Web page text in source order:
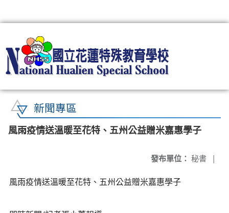
新聞專區
風雨疫情送溫暖至花特、五州公益贈米嘉惠學子
發布單位： 秘書 |
風雨疫情送溫暖至花特、五州公益贈米嘉惠學子